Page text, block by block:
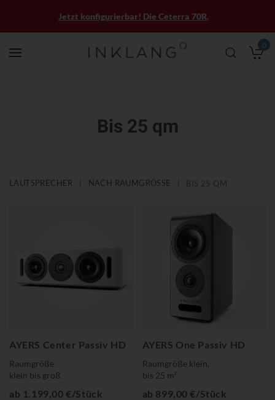
0
Jetzt konfigurierbar! Die Ceterra 70R.
Bis 25 qm
LAUTSPRECHER NACH RAUMGRÖSSE BIS 25 QM
AYERS Center Passiv HD
Raumgröße
klein bis groß
ab 1.199,00 €/Stück
AYERS One Passiv HD
Raumgröße klein,
bis 25 m²
ab 899,00 €/Stück